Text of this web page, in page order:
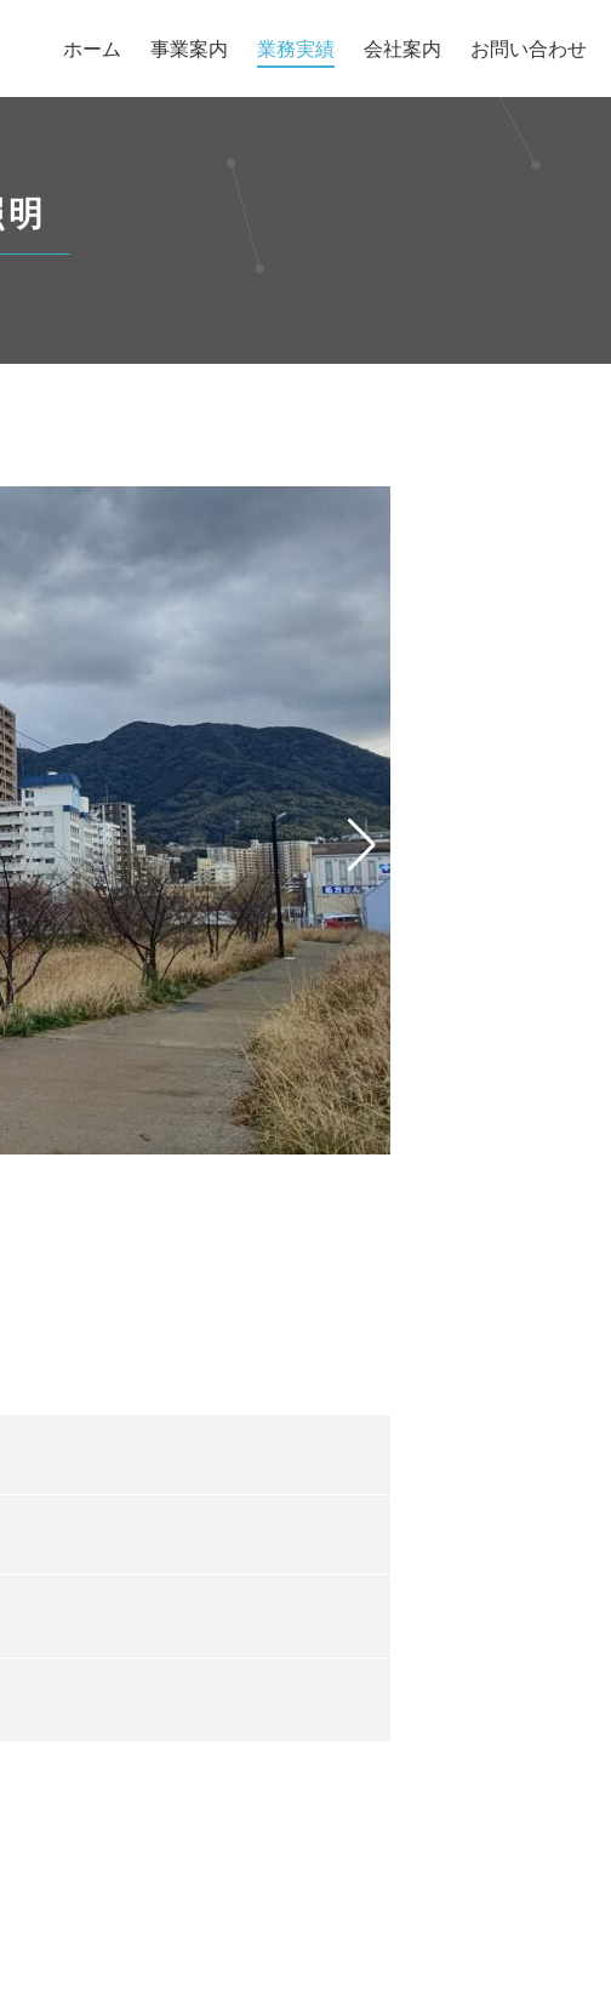
ホーム 事業案内 業務実績 会社案内 お問い合わせ